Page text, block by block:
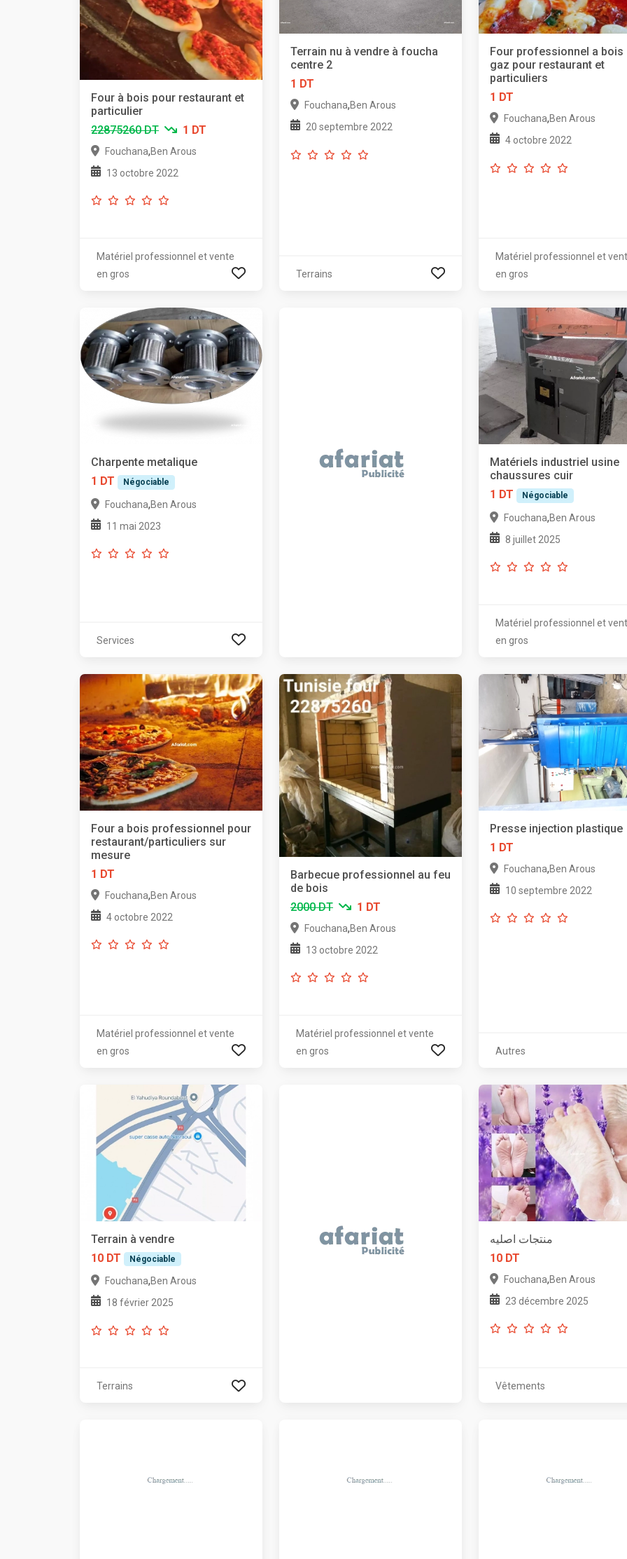
Four à bois pour restaurant et
particulier
22875260 DT
1 DT
Fouchana,Ben Arous
13 octobre 2022
Matériel professionnel et vente
en gros
Terrain nu à vendre à foucha
centre 2
1 DT
Fouchana,Ben Arous
20 septembre 2022
Terrains
Four professionnel a bois
gaz pour restaurant et
particuliers
1 DT
Fouchana,Ben Arous
4 octobre 2022
Matériel professionnel et
en gros
Charpente metalique
1 DT
Négociable
Fouchana,Ben Arous
11 mai 2023
Services
Matériels industriel usine
chaussures cuir
1 DT
Négociable
Fouchana,Ben Arous
8 juillet 2025
Matériel professionnel et
en gros
Four a bois professionnel pour
restaurant/particuliers sur
mesure
1 DT
Fouchana,Ben Arous
4 octobre 2022
Matériel professionnel et vente
en gros
Barbecue professionnel au feu
de bois
2000 DT
1 DT
Fouchana,Ben Arous
13 octobre 2022
Matériel professionnel et vente
en gros
Presse injection plastique
1 DT
Fouchana,Ben Arous
10 septembre 2022
Autres
Terrain à vendre
10 DT
Négociable
Fouchana,Ben Arous
18 février 2025
Terrains
منتجات اصليه
10 DT
Fouchana,Ben Arous
23 décembre 2025
Vêtements